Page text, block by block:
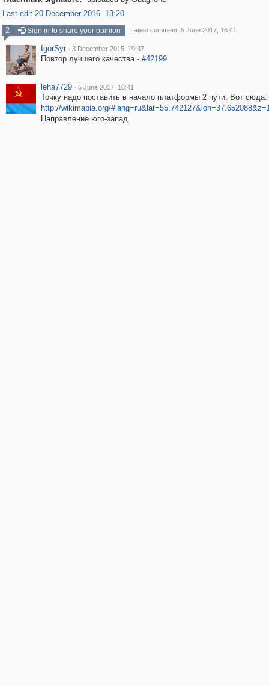
Last edit 20 December 2016, 13:20
2
Sign in to share your opinion Latest comment: 5 June 2017, 16:41
IgorSyr · 3 December 2015, 19:37
Повтор лучшего качества - #42199
leha7729 · 5 June 2017, 16:41
Точку надо поставить в начало платформы 2 пути. Вот сюда:
http://wikimapia.org/
Направление юго-запад.